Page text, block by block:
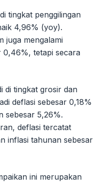
tingkat penggilingan
4,96% (yoy).
juga mengalami
0,46%, tetapi secara
di tingkat grosir dan
deflasi sebesar 0,18%
sebesar 5,26%.
deflasi tercatat
inflasi tahunan sebesar
ini merupakan